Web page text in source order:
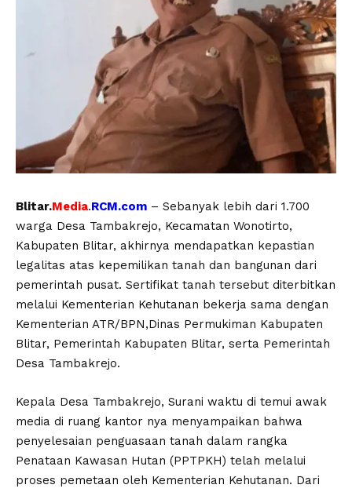
Blitar.Media.RCM.com – Sebanyak lebih dari 1.700
warga Desa Tambakrejo, Kecamatan Wonotirto,
Kabupaten Blitar, akhirnya mendapatkan kepastian
legalitas atas kepemilikan tanah dan bangunan dari
pemerintah pusat. Sertifikat tanah tersebut diterbitkan
melalui Kementerian Kehutanan bekerja sama dengan
Kementerian ATR/BPN,Dinas Permukiman Kabupaten
Blitar, Pemerintah Kabupaten Blitar, serta Pemerintah
Desa Tambakrejo.
Kepala Desa Tambakrejo, Surani waktu di temui awak
media di ruang kantor nya menyampaikan bahwa
penyelesaian penguasaan tanah dalam rangka
Penataan Kawasan Hutan (PPTPKH) telah melalui
proses pemetaan oleh Kementerian Kehutanan. Dari